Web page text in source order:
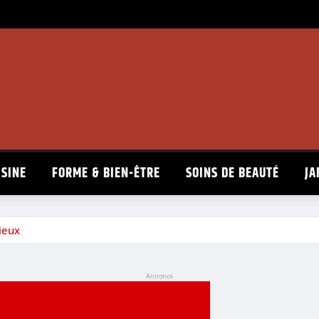
FORME & BIEN-ÊTRE SOINS DE BEAUTÉ
Annonce